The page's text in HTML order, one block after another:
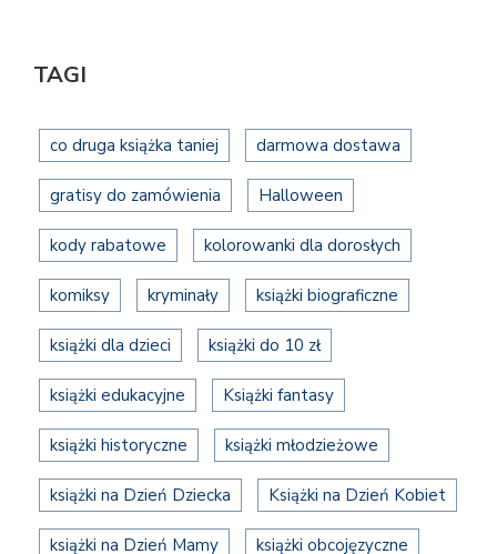
TAGI
co druga książka taniej darmowa dostawa
gratisy do zamówienia Halloween
kody rabatowe kolorowanki dla dorosłych
komiksy kryminały książki biograficzne
książki dla dzieci książki do 10 zł
książki edukacyjne Książki fantasy
książki historyczne książki młodzieżowe
książki na Dzień Dziecka Książki na Dzień Kobiet
książki na Dzień Mamy książki obcojęzyczne